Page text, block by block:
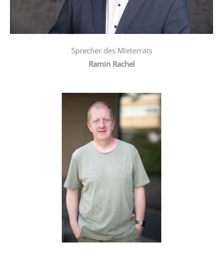
Sprecher des Mieterrats
Ramin Rachel